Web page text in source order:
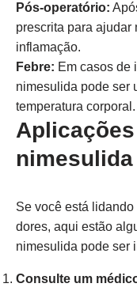
Pós-operatório:
prescrita para ajudar
inflamação.
Febre: Em casos de
nimesulida pode ser
temperatura corporal.
Se você está
dores, aqui estão
nimesulida pode ser
Consulte um